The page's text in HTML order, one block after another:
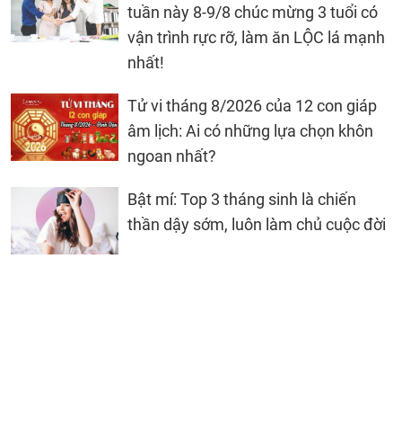
tuần này 8-9/8 chúc mừng 3 tuổi có
vận trình rực rỡ, làm ăn LỘC lá mạnh
nhất!
Tử vi tháng 8/2026 của 12 con giáp
âm lịch: Ai có những lựa chọn khôn
ngoan nhất?
Bật mí: Top 3 tháng sinh là chiến
thần dậy sớm, luôn làm chủ cuộc đời